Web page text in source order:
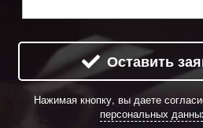
Оставить
Нажимая кнопку, вы даете
персональных